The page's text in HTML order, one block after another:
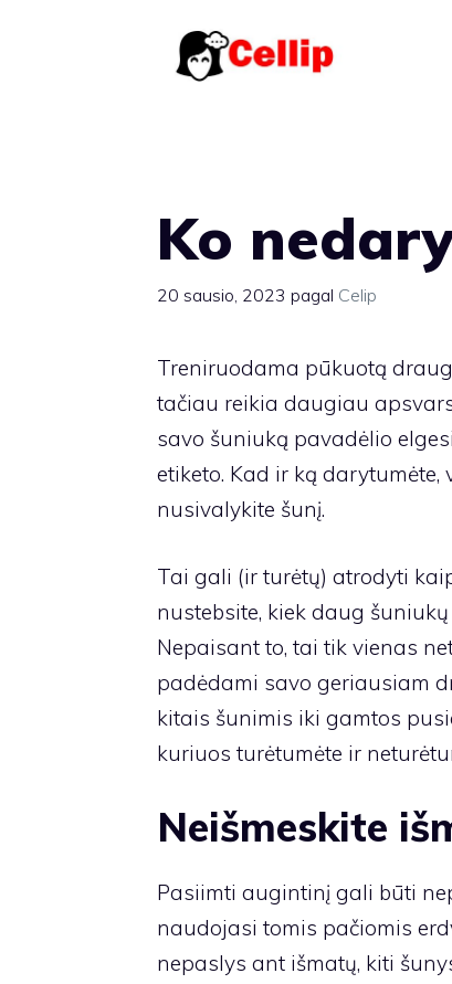
Ko
20 sausio, 2023 pagal Celip
Treniruodama pūkuotą
tačiau reikia daugiau
savo šuniuką pavadėlio
etiketo. Kad ir ką
nusivalykite šunį.
Tai gali (ir turėtų) atrodyti
nustebsite, kiek daug
Nepaisant to, tai tik vienas
padėdami savo geriausiam
kitais šunimis iki gamtos
kuriuos turėtumėte ir
Neišmeskite
Pasiimti augintinį gali būti
naudojasi tomis pačiomis
nepaslys ant išmatų, kiti